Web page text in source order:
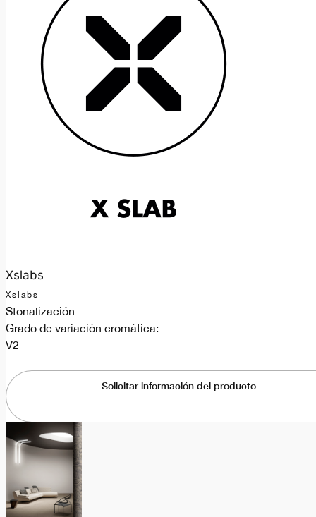
Xslabs
Xslabs
Stonalización
Grado de variación cromática:
V2
Solicitar información del producto